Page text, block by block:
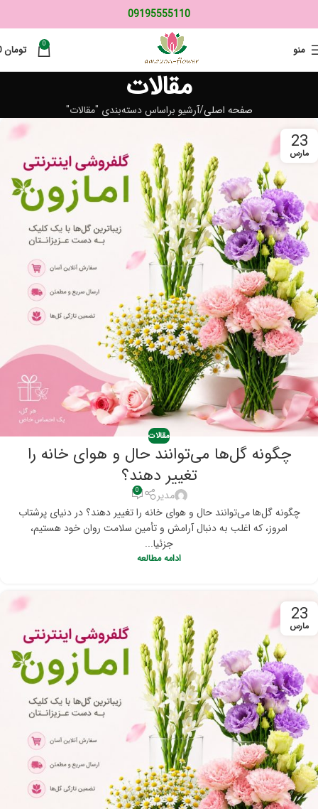
09195555110
منو 0 تومان0
مقالات
صفحه اصلی آرشیو براساس دسته‌بندی "مقالات"
23
مارس
مقالات
چگونه گل‌ها می‌توانند حال و هوای خانه را
تغییر دهند؟
مدیر 0
چگونه گل‌ها می‌توانند حال و هوای خانه را تغییر دهند؟ در دنیای پرشتاب
امروز، که اغلب به دنبال آرامش و تأمین سلامت روان خود هستیم،
جزئیا...
ادامه مطالعه
23
مارس